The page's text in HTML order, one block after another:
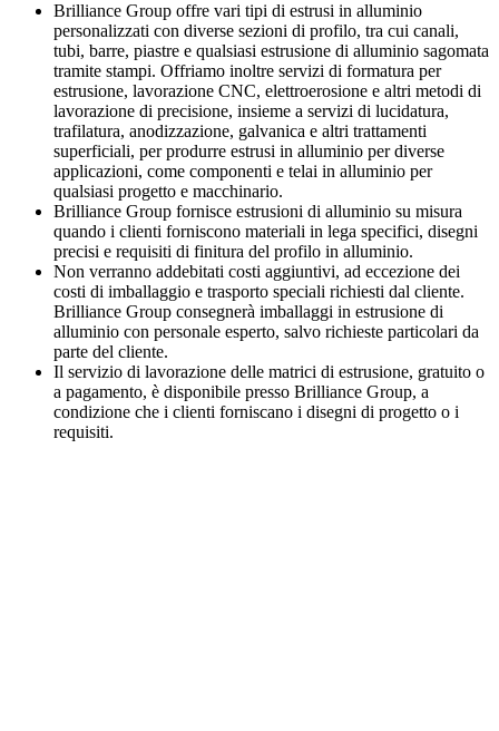
Brilliance Group offre vari tipi di estrusi in alluminio
personalizzati con diverse sezioni di profilo, tra cui canali,
tubi, barre, piastre e qualsiasi estrusione di alluminio sagomata
tramite stampi. Offriamo inoltre servizi di formatura per
estrusione, lavorazione CNC, elettroerosione e altri metodi di
lavorazione di precisione, insieme a servizi di lucidatura,
trafilatura, anodizzazione, galvanica e altri trattamenti
superficiali, per produrre estrusi in alluminio per diverse
applicazioni, come componenti e telai in alluminio per
qualsiasi progetto e macchinario.
Brilliance Group fornisce estrusioni di alluminio su misura
quando i clienti forniscono materiali in lega specifici, disegni
precisi e requisiti di finitura del profilo in alluminio.
Non verranno addebitati costi aggiuntivi, ad eccezione dei
costi di imballaggio e trasporto speciali richiesti dal cliente.
Brilliance Group consegnerà imballaggi in estrusione di
alluminio con personale esperto, salvo richieste particolari da
parte del cliente.
Il servizio di lavorazione delle matrici di estrusione, gratuito o
a pagamento, è disponibile presso Brilliance Group, a
condizione che i clienti forniscano i disegni di progetto o i
requisiti.